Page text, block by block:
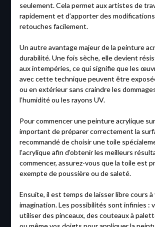
seulement. Cela permet aux artistes de
rapidement et d’apporter des
retouches facilement.
Un autre avantage majeur de la peinture
durabilité. Une fois sèche, elle devient
aux intempéries, ce qui signifie que les
avec cette technique peuvent être
ou en extérieur sans craindre les
l’humidité ou les rayons UV.
Pour commencer une peinture acrylique
important de préparer correctement la
recommandé de choisir une toile
l’acrylique afin d’obtenir les meilleurs
commencer, assurez-vous que la toile est
exempte de poussière ou de saleté.
Ensuite, il est temps de laisser libre cours
imagination. Les possibilités sont infinies :
utiliser des pinceaux, des couteaux à